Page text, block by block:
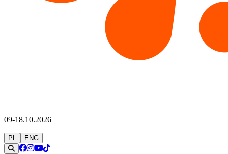
09-18.10.2026
PL ENG